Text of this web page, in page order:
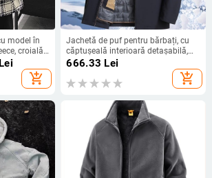
model în
croială
cu
pentru
Lei
add_shopping_cart
Jachetă de puf pentru bărbați, cu
căptușeală interioară detașabilă,
550 Fill Power, White Goose Down
resistant, fermoar, stil business
666.33 Lei
add_shopping_cart